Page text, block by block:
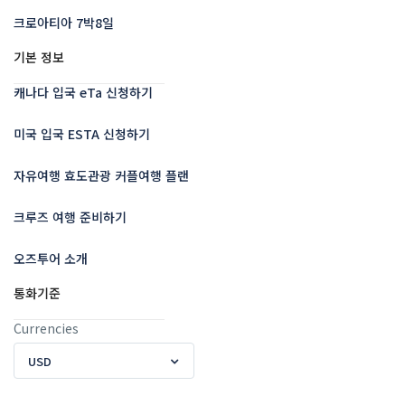
크로아티아 7박8일
기본 정보
캐나다 입국 eTa 신청하기
미국 입국 ESTA 신청하기
자유여행 효도관광 커플여행 플랜
크루즈 여행 준비하기
오즈투어 소개
통화기준
Currencies
USD